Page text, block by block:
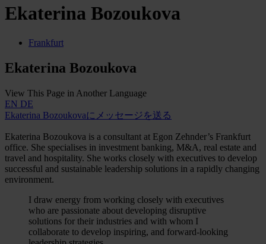
Ekaterina Bozoukova
Frankfurt
Ekaterina Bozoukova
View This Page in Another Language
EN DE
Ekaterina Bozoukovaにメッセージを送る
Ekaterina Bozoukova is a consultant at Egon Zehnder’s Frankfurt
office. She specialises in investment banking, M&A, real estate and
travel and hospitality. She works closely with executives to develop
successful and sustainable leadership solutions in a rapidly changing
environment.
I draw energy from working closely with executives
who are passionate about developing disruptive
solutions for their industries and with whom I
collaborate to develop inspiring, and forward-looking